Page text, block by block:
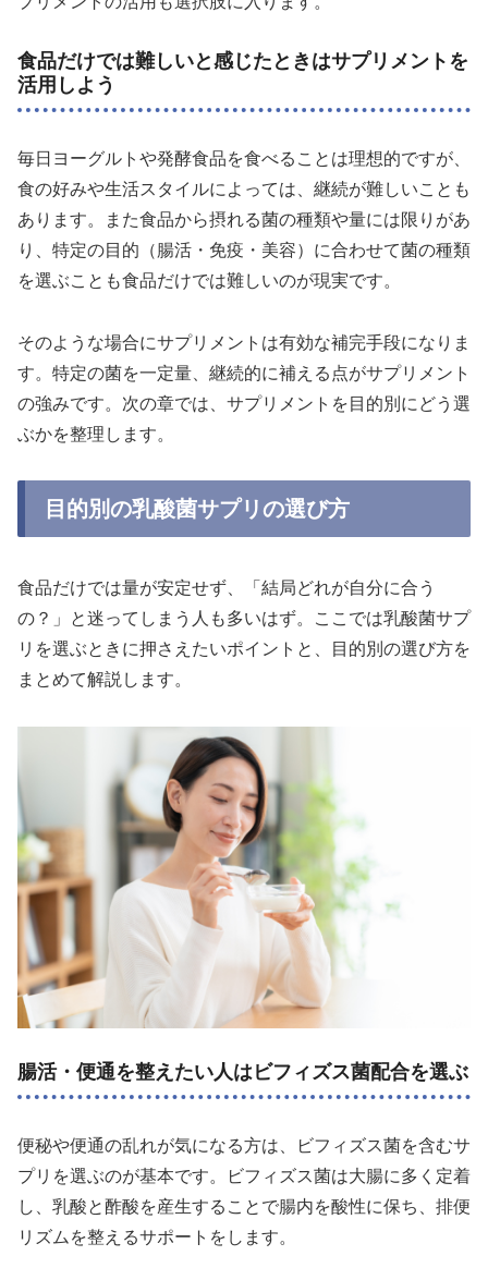
食品だけでは難しいと感じたときはサプリメントを
活用しよう
毎日ヨーグルトや発酵食品を食べることは理想的ですが、
食の好みや生活スタイルによっては、継続が難しいことも
あります。また食品から摂れる菌の種類や量には限りがあ
り、特定の目的（腸活・免疫・美容）に合わせて菌の種類
を選ぶことも食品だけでは難しいのが現実です。
そのような場合にサプリメントは有効な補完手段になりま
す。特定の菌を一定量、継続的に補える点がサプリメント
の強みです。次の章では、サプリメントを目的別にどう選
ぶかを整理します。
目的別の乳酸菌サプリの選び方
食品だけでは量が安定せず、「結局どれが自分に合う
の？」と迷ってしまう人も多いはず。ここでは乳酸菌サプ
リを選ぶときに押さえたいポイントと、目的別の選び方を
まとめて解説します。
腸活・便通を整えたい人はビフィズス菌配合を選ぶ
便秘や便通の乱れが気になる方は、ビフィズス菌を含むサ
プリを選ぶのが基本です。ビフィズス菌は大腸に多く定着
し、乳酸と酢酸を産生することで腸内を酸性に保ち、排便
リズムを整えるサポートをします。